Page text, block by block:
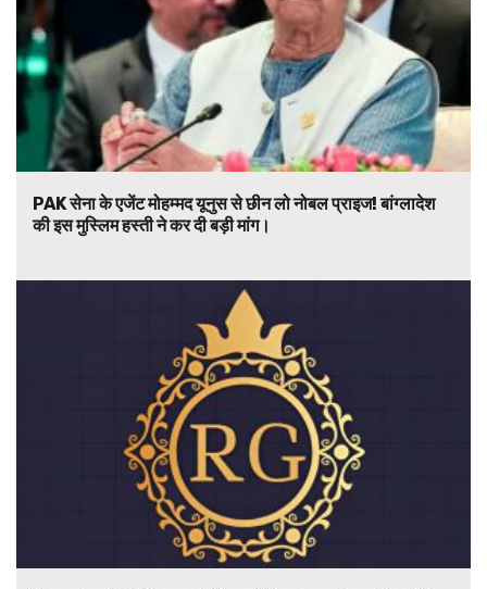
PAK सेना के एजेंट मोहम्मद यूनुस से छीन लो नोबल प्राइज! बांग्लादेश
की इस मुस्लिम हस्ती ने कर दी बड़ी मांग।